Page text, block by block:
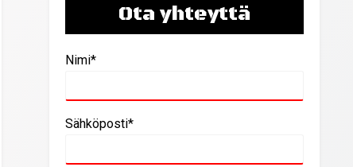
Ota yhteyttä
Nimi*
Sähköposti*